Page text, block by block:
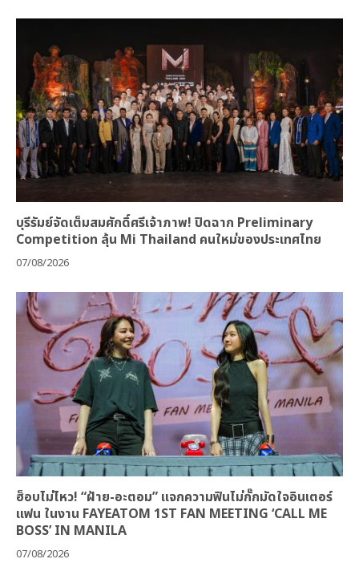
บุรีรัมย์จัดเต็มสมศักดิ์ศรีเจ้าภาพ! ปิดฉาก Preliminary
Competition ลุ้น Mi Thailand คนใหม่ของประเทศไทย
07/08/2026
ฮ็อบไม่ไหว! “ฝ้าย-อะตอม” แจกความฟินไม่กั๊กมัดใจอินเตอร์
แฟน ในงาน FAYEATOM 1ST FAN MEETING ‘CALL ME
BOSS’ IN MANILA
07/08/2026